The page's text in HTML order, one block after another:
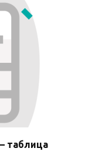
таблица